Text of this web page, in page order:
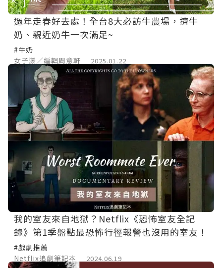
過年走春好去處！全台8大必訪牛農場，擠牛
奶、親近奶牛一次滿足~
#牛奶
女子漾／編輯周意軒
2025.01.22
我的室友來自地獄？Netflix《恐怖室友全記
錄》第1季盤點最恐怖行徑報警也沒用的室友！
#戲劇推薦
Netflix追劇筆記本
2024.06.19